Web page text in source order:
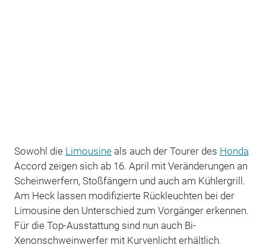
Sowohl die Limousineals auch der Tourer des Honda
Accord zeigen sich ab 16. April mit Veränderungen an
Scheinwerfern, Stoßfängern und auch am Kühlergrill.
Am Heck lassen modifizierte Rückleuchten bei der
Limousine den Unterschied zum Vorgänger erkennen.
Für die Top-Ausstattung sind nun auch Bi-
Xenonschweinwerfer mit Kurvenlicht erhältlich.